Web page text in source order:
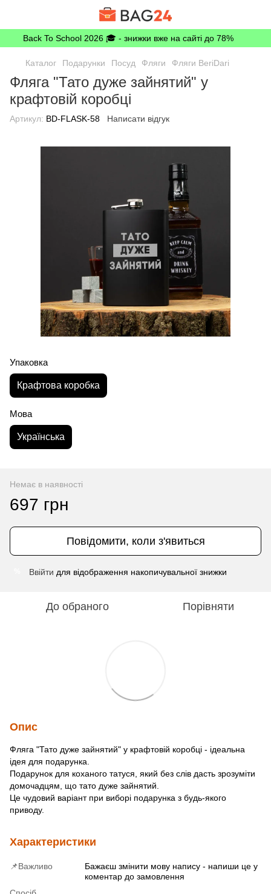
Back To School 2026 🎓 - знижки вже на сайті до 78%
Каталог Подарунки Посуд Фляги Фляги BeriDari
Фляга "Тато дуже зайнятий" у
крафтовій коробці
Артикул: BD-FLASK-58 Написати відгук
Упаковка
Крафтова коробка
Мова
Українська
Немає в наявності
697 грн
Повідомити, коли з'явиться
Ввійти для відображення накопичувальної знижки
До обраного Порівняти
Опис
Фляга "Тато дуже зайнятий" у крафтовій коробці - ідеальна
ідея для подарунка.
Подарунок для коханого татуся, який без слів дасть зрозуміти
домочадцям, що тато дуже зайнятий.
Це чудовий варіант при виборі подарунка з будь-якого
приводу.
Характеристики
📌Важливо
Бажаєш змінити мову напису - напиши це у
коментар до замовлення